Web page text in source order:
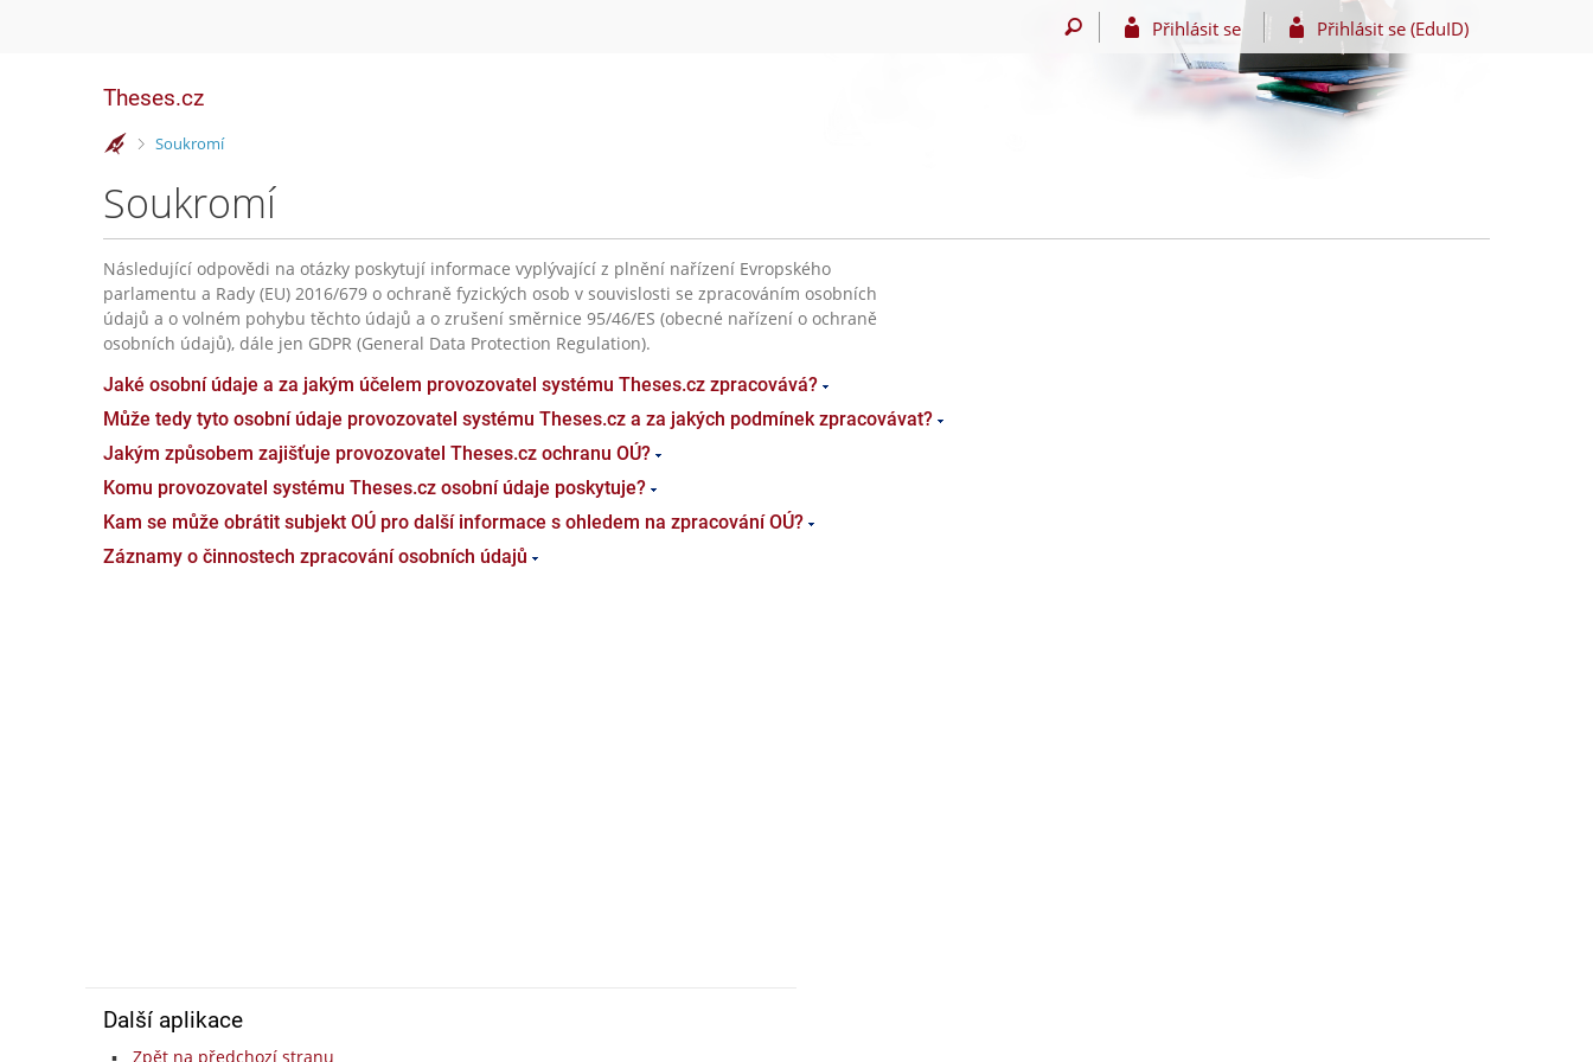
Přihlásit se Přihlásit se (EduID)
Theses.cz
>
Soukromí
Soukromí
Následující odpovědi na otázky poskytují informace vyplývající z plnění nařízení Evropského
parlamentu a Rady (EU) 2016/679 o ochraně fyzických osob v souvislosti se zpracováním osobních
údajů a o volném pohybu těchto údajů a o zrušení směrnice 95/46/ES (obecné nařízení o ochraně
osobních údajů), dále jen GDPR (General Data Protection Regulation).
Jaké osobní údaje a za jakým účelem provozovatel systému Theses.cz zpracovává?
Může tedy tyto osobní údaje provozovatel systému Theses.cz a za jakých podmínek zpracovávat?
Jakým způsobem zajišťuje provozovatel Theses.cz ochranu OÚ?
Komu provozovatel systému Theses.cz osobní údaje poskytuje?
Kam se může obrátit subjekt OÚ pro další informace s ohledem na zpracování OÚ?
Záznamy o činnostech zpracování osobních údajů
Další aplikace
Zpět na předchozí stranu